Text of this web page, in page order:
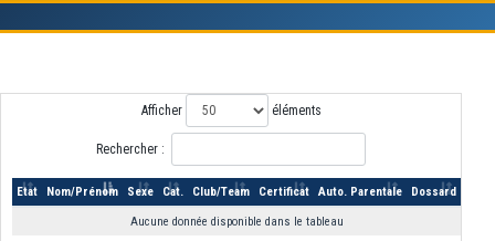
Afficher éléments
Rechercher :
Etat Nom/Prénom Sexe Cat. Club/Team Certificat Auto. Parentale Dossard
Aucune donnée disponible dans le tableau